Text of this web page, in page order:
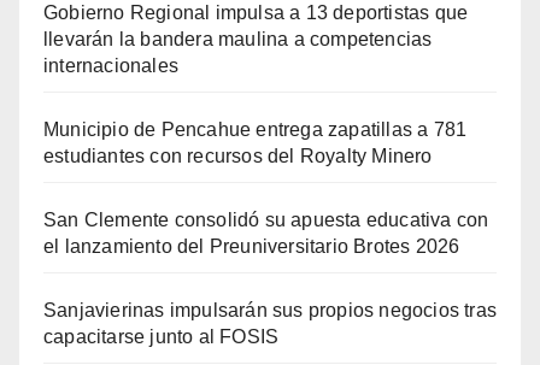
Gobierno Regional impulsa a 13 deportistas que
llevarán la bandera maulina a competencias
internacionales
Municipio de Pencahue entrega zapatillas a 781
estudiantes con recursos del Royalty Minero
San Clemente consolidó su apuesta educativa con
el lanzamiento del Preuniversitario Brotes 2026
Sanjavierinas impulsarán sus propios negocios tras
capacitarse junto al FOSIS